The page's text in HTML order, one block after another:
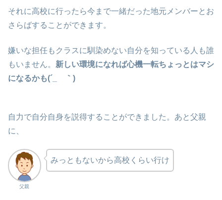
それに高校に行ったら今まで一緒だった地元メンバーとお
さらばすることができます。
嫌いな担任もクラスに馴染めない自分を知っている人も誰
もいません。 新しい環境になれば心機一転ちょっとはマシ
になるかも(´_ゝ｀)
自力で自分自身を説得することができました。あと父親
に、
父親
みっともないから高校くらい行け